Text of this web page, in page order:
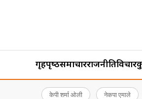
गृहपृष्‍ठसमाचारराजनीतिविचार
केपी शर्मा ओली नेकपा एमाले